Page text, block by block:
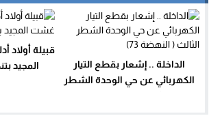
الداخلة .. إشعار بقطع التيار
الكهربائي عن حي الوحدة الشطر
المجيد